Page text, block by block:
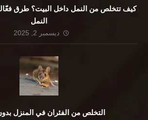
كيف تتخلص من النمل داخل البيت؟ طرق
النمل
ديسمبر 2, 2025
التخلص من الفئران في المنزل